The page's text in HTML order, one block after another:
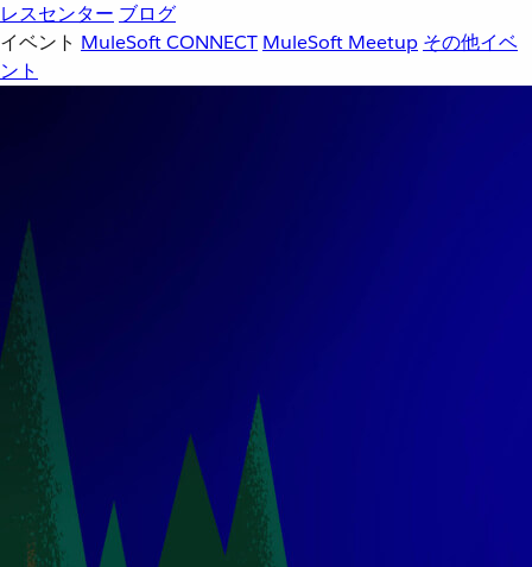
レスセンター ブログ
イベント MuleSoft CONNECT MuleSoft Meetup その他イベ
ント